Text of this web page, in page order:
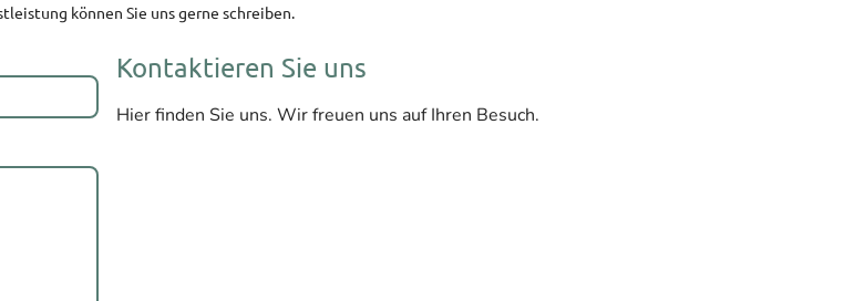
können Sie uns gerne schreiben.
Kontaktieren Sie uns
Hier finden Sie uns. Wir freuen uns auf Ihren Besuch.